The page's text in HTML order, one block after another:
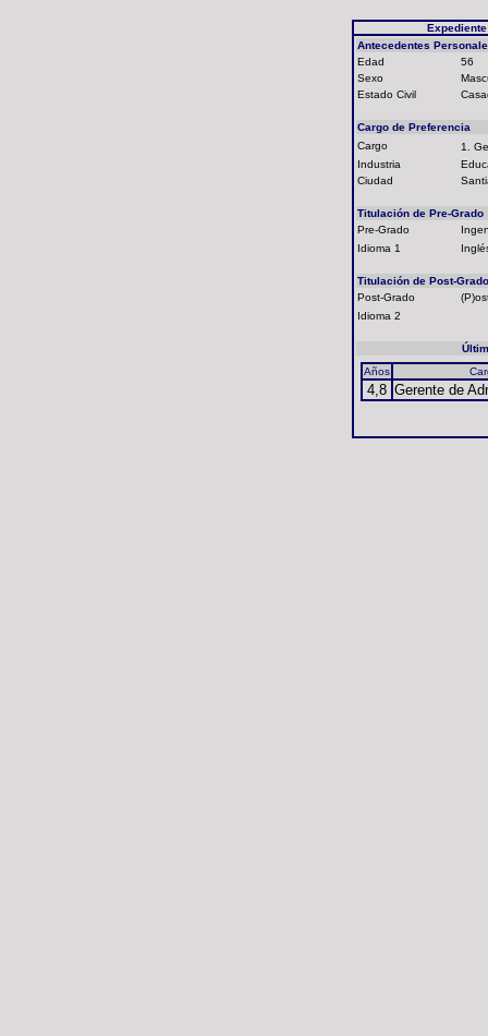
Antecedentes
Edad
56
Sexo
Estado Civil
Cargo de Preferencia
Cargo
1.
Industria
Ciudad
Titulación de Pre-Grado
Pre-Grado
Idioma 1
Titulación de Post-Grado
Post-Grado
Idioma 2
Años
4,8 Gerente de